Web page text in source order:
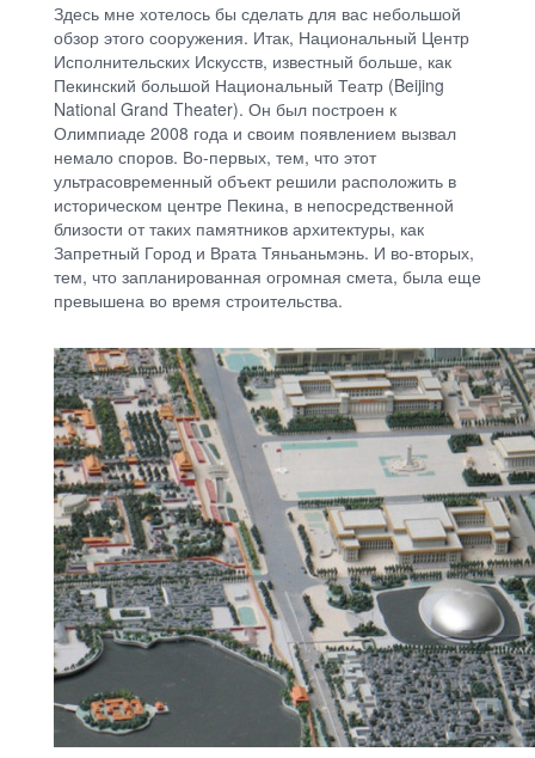
Здесь мне хотелось бы сделать для вас небольшой
обзор этого сооружения. Итак, Национальный Центр
Исполнительских Искусств, известный больше, как
Пекинский большой Национальный Театр (Beijing
National Grand Theater). Он был построен к
Олимпиаде 2008 года и своим появлением вызвал
немало споров. Во-первых, тем, что этот
ультрасовременный объект решили расположить в
историческом центре Пекина, в непосредственной
близости от таких памятников архитектуры, как
Запретный Город и Врата Тяньаньмэнь. И во-вторых,
тем, что запланированная огромная смета, была еще
превышена во время строительства.